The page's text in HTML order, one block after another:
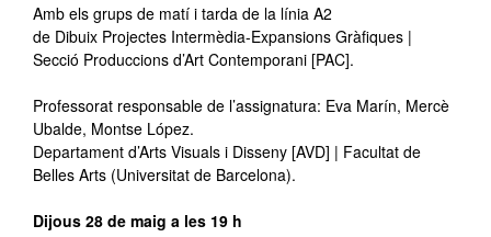
Amb els grups de matí i tarda de la línia A2
de Dibuix Projectes Intermèdia-Expansions Gràfiques |
Secció Produccions d’Art Contemporani [PAC].
Professorat responsable de l’assignatura: Eva Marín, Mercè
Ubalde, Montse López.
Departament d’Arts Visuals i Disseny [AVD] | Facultat de
Belles Arts (Universitat de Barcelona).
Dijous 28 de maig a les 19 h